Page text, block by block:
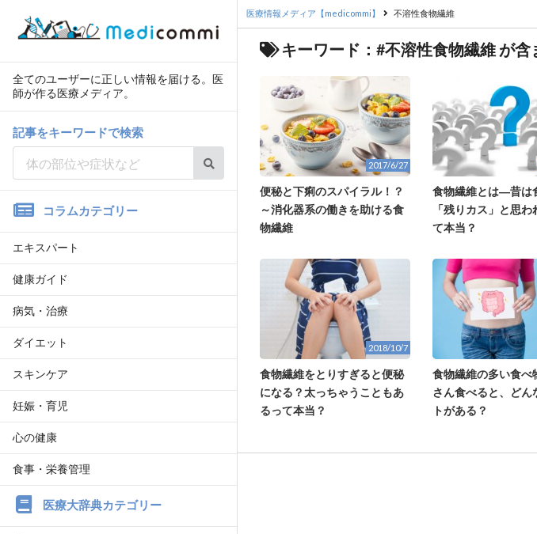
全てのユーザーに正しい情報を届ける。医
師が作る医療メディア。
記事をキーワードで検索
コラムカテゴリー
エキスパート
健康ガイド
病気・治療
ダイエット
スキンケア
妊娠・育児
心の健康
食事・栄養管理
医療大辞典カテゴリー
医療情報メディア【medicommi】 不溶性食物繊維
キーワード：#不溶性食物繊維 が含
2017/6/27
便秘と下痢のスパイラル！？
～消化器系の働きを助ける食
物繊維
食物繊維とは―昔は
「残りカス」と思わ
て本当？
2018/10/7
食物繊維をとりすぎると便秘
になる？太っちゃうこともあ
るって本当？
食物繊維の多い食べ
さん食べると、どん
トがある？